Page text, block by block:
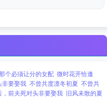
个必须让分的女配 微时花开恰逢
非要娶我 不曾共度凛冬初夏 不曾共
，前夫死对头非要娶我
旧风未散的夏